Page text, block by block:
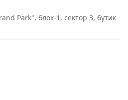
Park", блок-1, сектор 3, бутик